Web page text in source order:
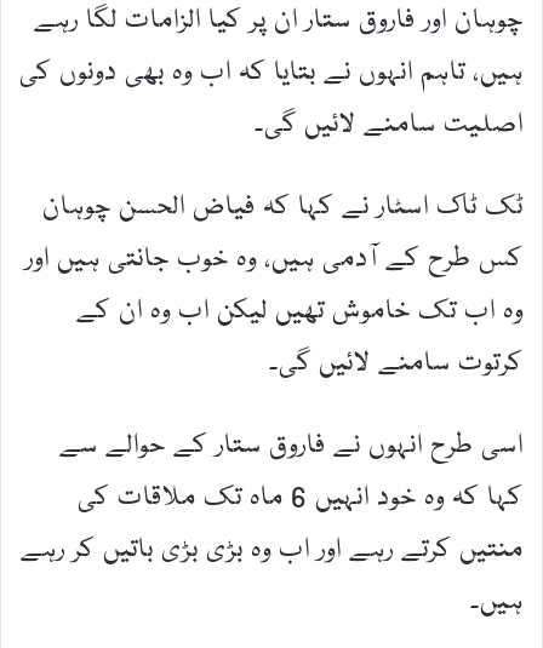
چوہان اور فاروق ستار ان پر کیا الزامات لگا رہے
ہیں، تاہم انہوں نے بتایا کہ اب وہ بھی دونوں کی
اصلیت سامنے لائیں گی۔
ٹک ٹاک اسٹار نے کہا کہ فیاض الحسن چوہان
کس طرح کے آدمی ہیں، وہ خوب جانتی ہیں اور
وہ اب تک خاموش تھیں لیکن اب وہ ان کے
کرتوت سامنے لائیں گی۔
اسی طرح انہوں نے فاروق ستار کے حوالے سے
کہا کہ وہ خود انہیں 6 ماہ تک ملاقات کی
منتیں کرتے رہے اور اب وہ بڑی بڑی باتیں کر رہے
ہیں۔